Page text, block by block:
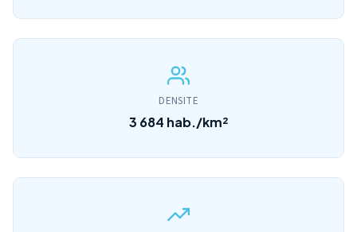
DENSITE
3 684 hab./km²